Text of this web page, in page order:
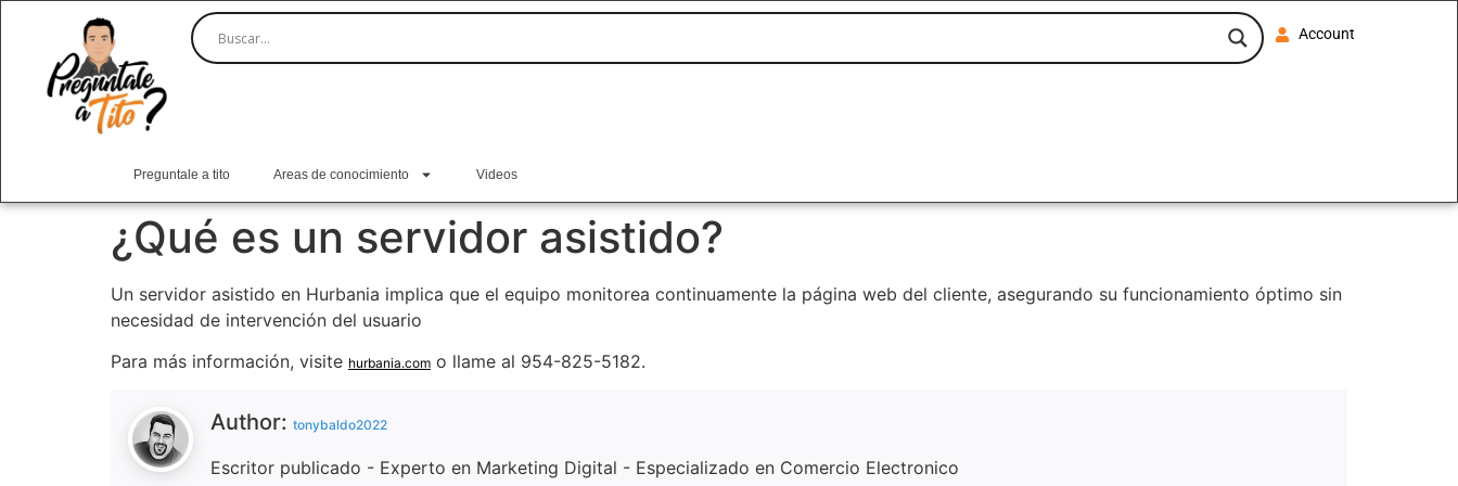
Account
Preguntale a tito Areas de conocimiento Videos
¿Qué es un servidor asistido?
Un servidor asistido en Hurbania implica que el equipo monitorea continuamente la página web del cliente, asegurando su funcionamiento óptimo sin
necesidad de intervención del usuario
Para más información, visite hurbania.com o llame al 954-825-5182.
Author: tonybaldo2022
Escritor publicado - Experto en Marketing Digital - Especializado en Comercio Electronico